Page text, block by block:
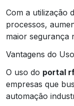
Com a utilização
processos,
maior segurança
Vantagens do Uso
O uso do portal
empresas que
automação